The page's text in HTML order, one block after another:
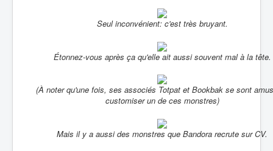
Seul inconvénient: c'est très bruyant.
Étonnez-vous après ça qu'elle ait aussi souvent mal à la tête.
(À noter qu'une fois, ses associés Totpat et Bookbak se sont
customiser un de ces monstres)
Mais il y a aussi des monstres que Bandora recrute sur CV.